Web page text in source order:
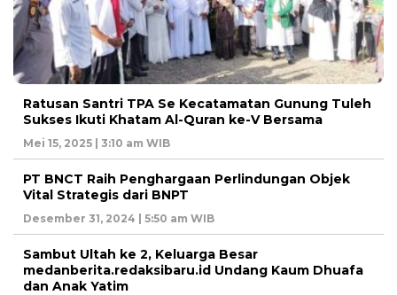
Ratusan Santri TPA Se Kecatamatan Gunung Tuleh
Sukses Ikuti Khatam Al-Quran ke-V Bersama
Mei 15, 2025 | 3:10 am WIB
PT BNCT Raih Penghargaan Perlindungan Objek
Vital Strategis dari BNPT
Desember 31, 2024 | 5:50 am WIB
Sambut Ultah ke 2, Keluarga Besar
medanberita.redaksibaru.id Undang Kaum Dhuafa
dan Anak Yatim